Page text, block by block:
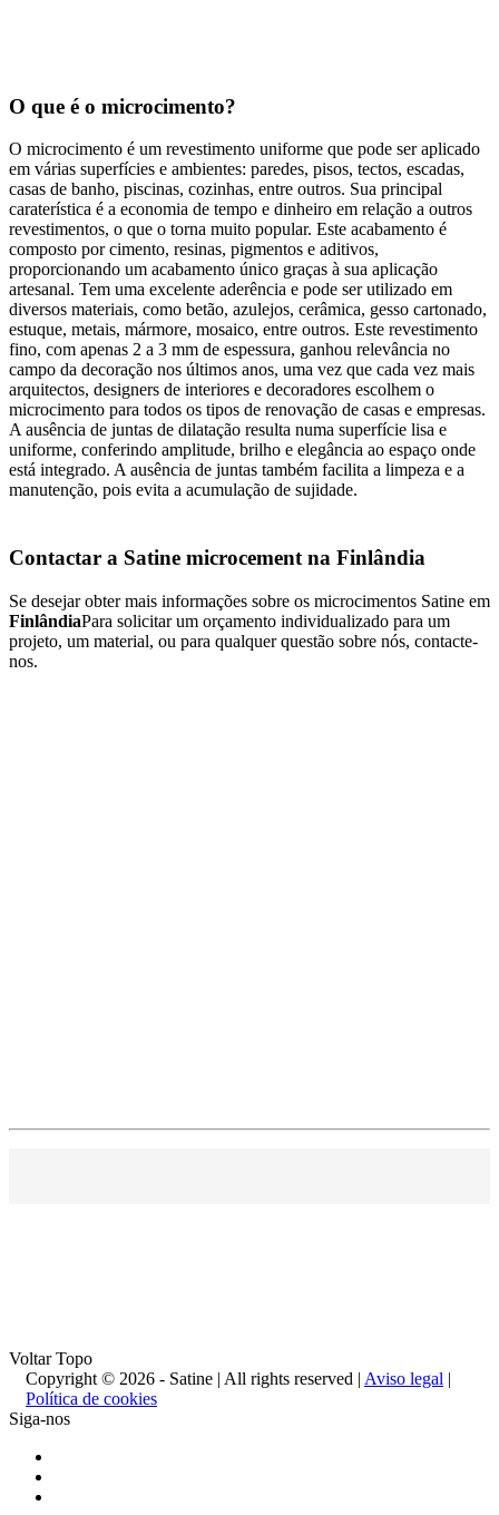
O que é o microcimento?
O microcimento é um revestimento uniforme que pode ser aplicado
em várias superfícies e ambientes: paredes, pisos, tectos, escadas,
casas de banho, piscinas, cozinhas, entre outros. Sua principal
caraterística é a economia de tempo e dinheiro em relação a outros
revestimentos, o que o torna muito popular. Este acabamento é
composto por cimento, resinas, pigmentos e aditivos,
proporcionando um acabamento único graças à sua aplicação
artesanal. Tem uma excelente aderência e pode ser utilizado em
diversos materiais, como betão, azulejos, cerâmica, gesso cartonado,
estuque, metais, mármore, mosaico, entre outros. Este revestimento
fino, com apenas 2 a 3 mm de espessura, ganhou relevância no
campo da decoração nos últimos anos, uma vez que cada vez mais
arquitectos, designers de interiores e decoradores escolhem o
microcimento para todos os tipos de renovação de casas e empresas.
A ausência de juntas de dilatação resulta numa superfície lisa e
uniforme, conferindo amplitude, brilho e elegância ao espaço onde
está integrado. A ausência de juntas também facilita a limpeza e a
manutenção, pois evita a acumulação de sujidade.
Contactar a Satine microcement na Finlândia
Se desejar obter mais informações sobre os microcimentos Satine em
FinlândiaPara solicitar um orçamento individualizado para um
projeto, um material, ou para qualquer questão sobre nós, contacte-
nos.
Voltar Topo
Copyright © 2026 - Satine | All rights reserved | Aviso legal |
Política de cookies
Siga-nos